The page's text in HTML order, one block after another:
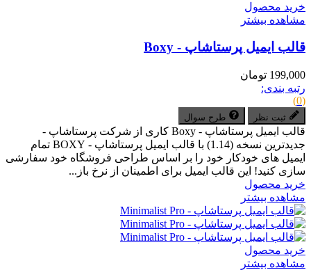
خرید محصول
مشاهده بیشتر
قالب ایمیل پرستاشاپ - Boxy
199,000 تومان
رتبه بندی:
(0)
ثبت نظر طرح سوال
قالب ایمیل پرستاشاپ - Boxy کاری از شرکت پرستاشاپ -
جدیدترین نسخه (1.14) با قالب ایمیل پرستاشاپ - BOXY تمام
ایمیل های خودکار خود را بر اساس طراحی فروشگاه خود سفارشی
سازی کنید! این قالب‌ ایمیل برای اطمینان از نرخ باز...
خرید محصول
مشاهده بیشتر
خرید محصول
مشاهده بیشتر